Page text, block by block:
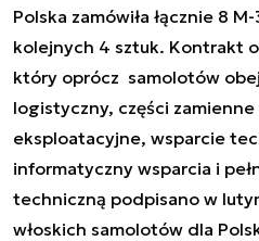
Polska zamówiła łącznie 8
kolejnych 4 sztuk. Kontrakt o
który oprócz samolotów
logistyczny, części
eksploatacyjne, wsparcie
informatyczny wsparcia i
techniczną podpisano w
włoskich samolotów dla